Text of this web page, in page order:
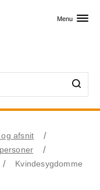
Menu
afsnit
Kvindesygdomme